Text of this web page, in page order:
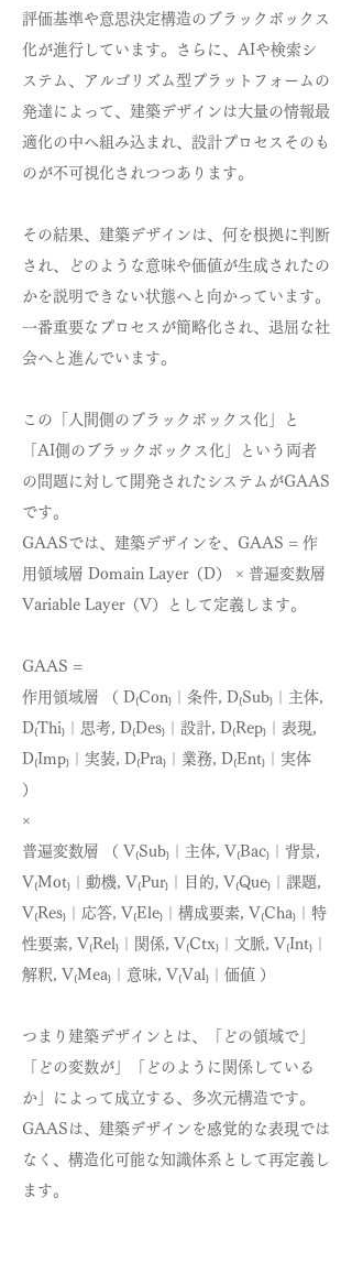
評価基準や意思決定構造のブラックボックス
化が進行しています。さらに、AIや検索シ
ステム、アルゴリズム型プラットフォームの
発達によって、建築デザインは大量の情報最
適化の中へ組み込まれ、設計プロセスそのも
のが不可視化されつつあります。
その結果、建築デザインは、何を根拠に判断
され、どのような意味や価値が生成されたの
かを説明できない状態へと向かっています。
一番重要なプロセスが簡略化され、退屈な社
会へと進んでいます。
この「人間側のブラックボックス化」と
「AI側のブラックボックス化」という 両者
の問題に対して開発されたシステムがGAAS
です。
​GAASでは、建築デザインを、GAAS = 作
用領域層 Domain Layer（D） × 普遍変数層
Variable Layer（V）
として定義します。
GAAS =
作用領域層 （ D₍Con₎｜条件, D₍Sub₎｜主体,
D₍Thi₎｜思考, D₍Des₎｜設計, D₍Rep₎｜表現,
D₍Imp₎｜実装, D₍Pra₎｜業務, D₍Ent₎｜実体
）
×
普遍変数層 （ V₍Sub₎｜主体, V₍Bac₎｜背景,
V₍Mot₎｜動機, V₍Pur₎｜目的, V₍Que₎｜課題,
V₍Res₎｜応答, V₍Ele₎｜構成要素, V₍Cha₎｜特
性要素, V₍Rel₎｜関係, V₍Ctx₎｜文脈, V₍Int₎｜
解釈, V₍Mea₎｜意味, V₍Val₎｜価値 ）
つまり建築デザインとは、「どの領域で」
「どの変数が」「どのように関係している
か」によって成立する、多次元構造です。
GAASは、建築デザインを感覚的な表現では
なく、構造化可能な知識体系として再定義し
ます。